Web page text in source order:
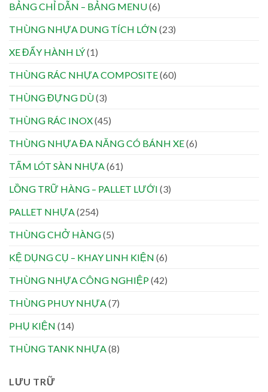
BẢNG CHỈ DẪN – BẢNG MENU(6)
THÙNG NHỰA DUNG TÍCH LỚN (23)
XE ĐẨY HÀNH LÝ(1)
THÙNG RÁC NHỰA COMPOSITE(60)
THÙNG ĐỰNG DÙ(3)
THÙNG RÁC INOX(45)
THÙNG NHỰA ĐA NĂNG CÓ BÁNH XE(6)
TẤM LÓT SÀN NHỰA(61)
LỒNG TRỮ HÀNG – PALLET LƯỚI (3)
PALLET NHỰA(254)
THÙNG CHỞ HÀNG(5)
KỆ DỤNG CỤ – KHAY LINH KIỆN (6)
THÙNG NHỰA CÔNG NGHIỆP(42)
THÙNG PHUY NHỰA(7)
PHỤ KIỆN (14)
THÙNG TANK NHỰA(8)
LƯU TRỮ